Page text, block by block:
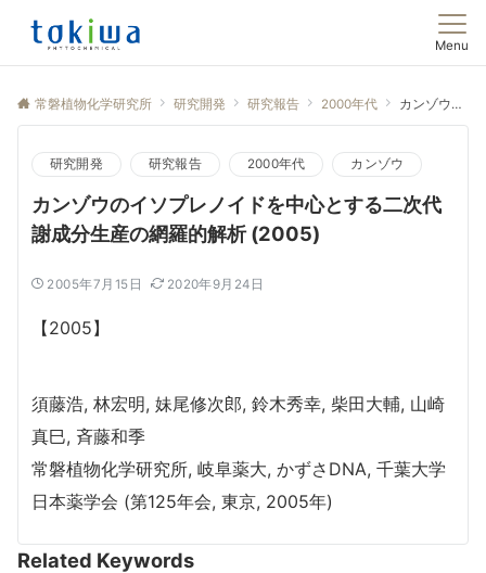
Menu
常磐植物化学研究所 研究開発 研究報告 2000年代 カンゾウのイソプレノイドを中心とする二次代謝成分生産の網羅的解析 (2005)
研究開発 研究報告 2000年代 カンゾウ
カンゾウのイソプレノイドを中心とする二次代
謝成分生産の網羅的解析 (2005)
2005年7月15日 2020年9月24日
【2005】
須藤浩, 林宏明, 妹尾修次郎, 鈴木秀幸, 柴田大輔, 山崎
真巳, 斉藤和季
常磐植物化学研究所, 岐阜薬大, かずさDNA, 千葉大学
日本薬学会 (第125年会, 東京, 2005年)
Related Keywords